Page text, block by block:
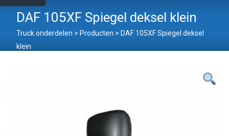
DAF 105XF Spiegel deksel klein
Truck onderdelen > Producten > DAF 105XF Spiegel deksel
klein